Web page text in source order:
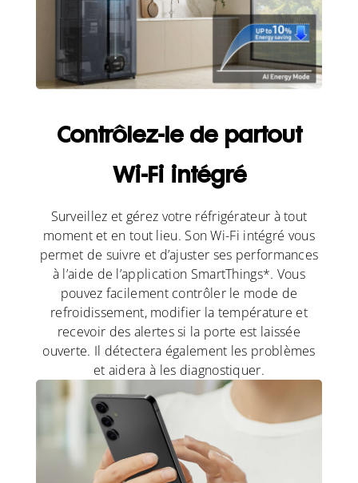
Contrôlez-le de partout
Wi-Fi intégré
Surveillez et gérez votre réfrigérateur à tout
moment et en tout lieu. Son Wi-Fi intégré vous
permet de suivre et d’ajuster ses performances
à l’aide de l’application SmartThings*. Vous
pouvez facilement contrôler le mode de
refroidissement, modifier la température et
recevoir des alertes si la porte est laissée
ouverte. Il détectera également les problèmes
et aidera à les diagnostiquer.